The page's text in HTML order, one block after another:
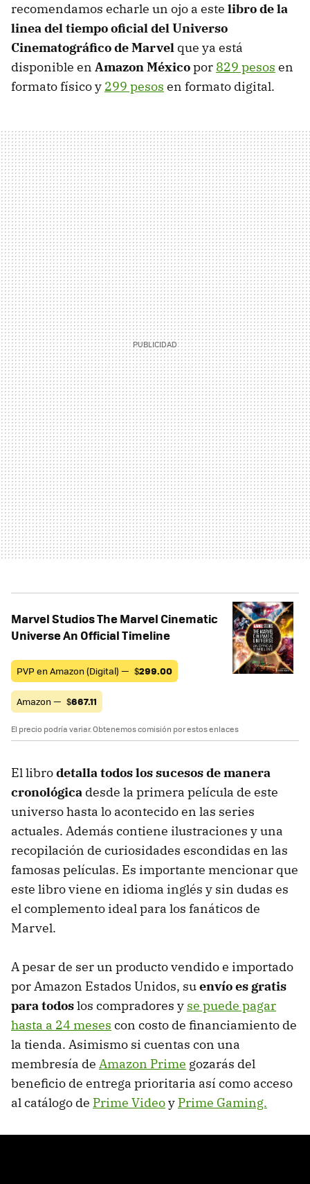
recomendamos echarle un ojo a este libro de la
linea del tiempo oficial del Universo
Cinematográfico de Marvel que ya está
disponible en Amazon Méxicopor 829 pesos en
formato físico y 299 pesos en formato digital.
Marvel Studios The Marvel Cinematic
Universe An Official Timeline
PVP en Amazon (Digital) — $299.00
Amazon — $667.11
El precio podría variar. Obtenemos comisión por estos enlaces
El librodetalla todos los sucesos de manera
cronológica desde la primera película de este
universo hasta lo acontecido en las series
actuales. Además contiene ilustraciones y una
recopilación de curiosidades escondidas en las
famosas películas. Es importante mencionar que
este libro viene en idioma inglés y sin dudas es
el complemento ideal para los fanáticos de
Marvel.
A pesar de ser un producto vendido e importado
por Amazon Estados Unidos, suenvío es gratis
para todoslos compradores y se puede pagar
hasta a 24 meses con costo de financiamiento de
la tienda. Asimismo si cuentas con una
membresía de Amazon Prime gozarás del
beneficio de entrega prioritaria así como acceso
al catálogo de Prime Videoy Prime Gaming.